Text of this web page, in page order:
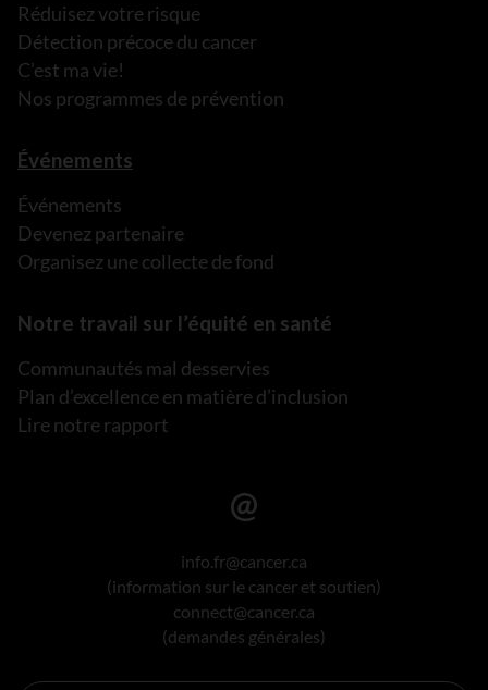
Réduisez votre risque
Détection précoce du cancer
C’est ma vie!
Nos programmes de prévention
Événements
Événements
Devenez partenaire
Organisez une collecte de fond
Notre travail sur l’équité en santé
Communautés mal desservies
Plan d’excellence en matière d’inclusion
Lire notre rapport
info.fr@cancer.ca
(information sur le cancer et soutien)
connect@cancer.ca
(demandes générales)